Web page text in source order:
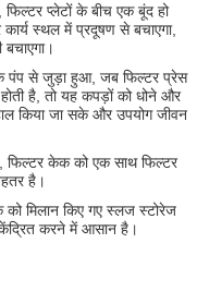
प्लेटों के बीच एक बूंद हो
कार्य स्थल में प्रदूषण से बचाएगा,
के पंप से जुड़ा हुआ, जब फिल्टर प्रेस
है, तो यह कपड़ों को धोने और
किया जा सके और उपयोग जीवन
फिल्टर केक को एक साथ फिल्टर
है।
मिलान किए गए स्लज स्टोरेज
केंद्रित करने में आसान है।